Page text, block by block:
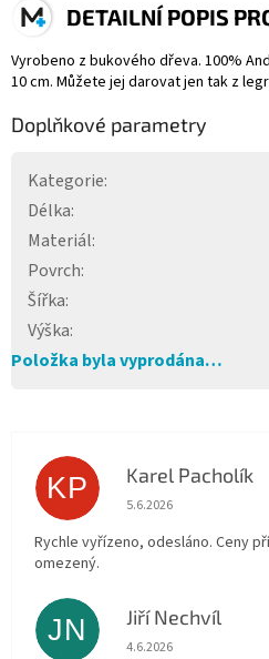
DETAILNÍ POPIS
Vyrobeno z bukového dřeva. 100%
10 cm. Můžete jej darovat jen tak z
Doplňkové parametry
Kategorie:
Délka:
Materiál:
Povrch:
Šířka:
Výška:
Položka byla vyprodána…
KP Karel Pacholík
Hodnocení obchodu
5.6.2026
Rychle vyřízeno, odesláno. Ceny
omezený.
JN Jiří Nechvíl
Hodnocení obchodu
4.6.2026